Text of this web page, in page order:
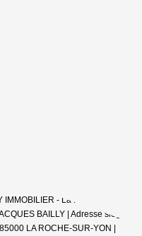
- La Roche-sur-Yon
BAILLY | Adresse siège
LA ROCHE-SUR-YON |